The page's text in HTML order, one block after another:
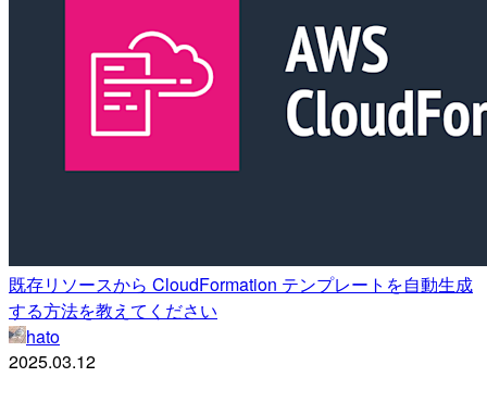
既存リソースから CloudFormation テンプレートを自動生成
する方法を教えてください
hato
2025.03.12